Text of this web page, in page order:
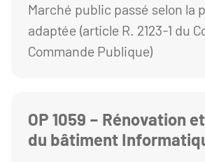
fermeture des cages
extérieurs du bâtiment
PPIO
Marché public passé selon la
adaptée (article R. 2123-1 du
Commande Publique)
OP 1059 – Rénovation
du bâtiment